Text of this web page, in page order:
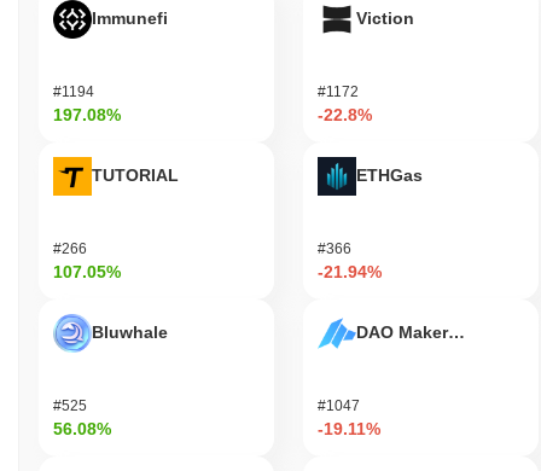
Immunefi
#1194
197.08%
TUTORIAL
#266
107.05%
Bluwhale
#525
56.08%
Viction
#1172
-22.8%
ETHGas
#366
-21.94%
DAO Maker Token
#1047
-19.11%